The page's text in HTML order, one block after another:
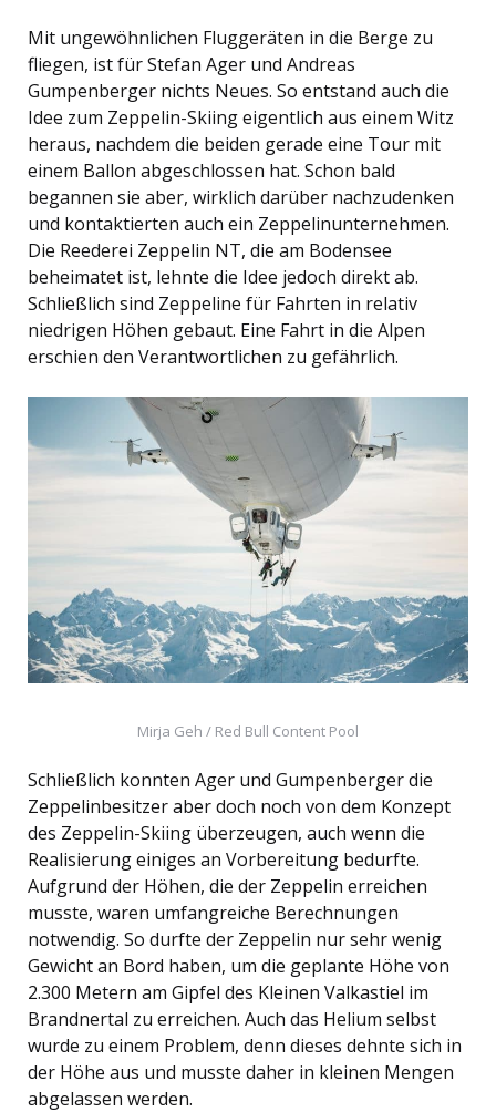
Mit ungewöhnlichen Fluggeräten in die Berge zu
fliegen, ist für Stefan Ager und Andreas
Gumpenberger nichts Neues. So entstand auch die
Idee zum Zeppelin-Skiing eigentlich aus einem Witz
heraus, nachdem die beiden gerade eine Tour mit
einem Ballon abgeschlossen hat. Schon bald
begannen sie aber, wirklich darüber nachzudenken
und kontaktierten auch ein Zeppelinunternehmen.
Die Reederei Zeppelin NT, die am Bodensee
beheimatet ist, lehnte die Idee jedoch direkt ab.
Schließlich sind Zeppeline für Fahrten in relativ
niedrigen Höhen gebaut. Eine Fahrt in die Alpen
erschien den Verantwortlichen zu gefährlich.
Mirja Geh / Red Bull Content Pool
Schließlich konnten Ager und Gumpenberger die
Zeppelinbesitzer aber doch noch von dem Konzept
des Zeppelin-Skiing überzeugen, auch wenn die
Realisierung einiges an Vorbereitung bedurfte.
Aufgrund der Höhen, die der Zeppelin erreichen
musste, waren umfangreiche Berechnungen
notwendig. So durfte der Zeppelin nur sehr wenig
Gewicht an Bord haben, um die geplante Höhe von
2.300 Metern am Gipfel des Kleinen Valkastiel im
Brandnertal zu erreichen. Auch das Helium selbst
wurde zu einem Problem, denn dieses dehnte sich in
der Höhe aus und musste daher in kleinen Mengen
abgelassen werden.